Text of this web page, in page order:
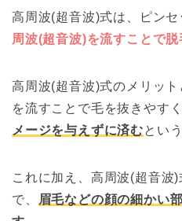
高周波(超音波)式は、ピン
周波(超音波)を流すことで
高周波(超音波)式のメリッ
を流すことで毛を抜きやす
メージを与えずに済むとい
これに加え、高周波(超音波
で、
眉毛などの顔の細かい